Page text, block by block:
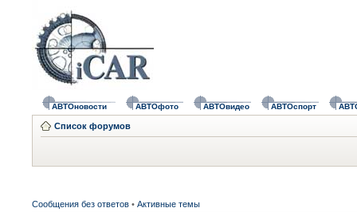
АВТОновости АВТОфото АВТОвидео АВТОспорт
Список форумов
Сообщения без ответов • Активные темы